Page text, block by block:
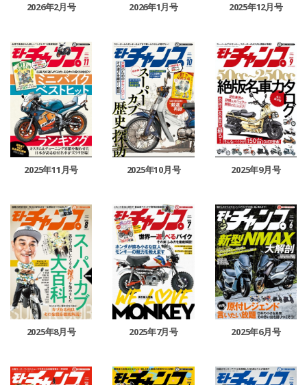
2026年2月号 2026年1月号 2025年12月号
2025年11月号 2025年10月号 2025年9月号
2025年8月号 2025年7月号 2025年6月号